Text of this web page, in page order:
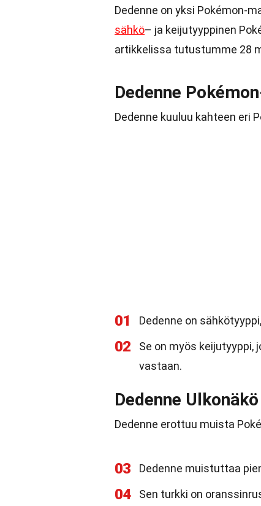
Dedenne on yksi Pokémon-
sähkö– ja keijutyyppinen
artikkelissa tutustumme 28
Dedenne
Dedenne kuuluu kahteen eri
01 Dedenne on
02
Se on myös keijutyyppi,
vastaan.
Dedenne Ulkonäkö
Dedenne erottuu muista
03 Dedenne muistuttaa
04
Sen turkki on